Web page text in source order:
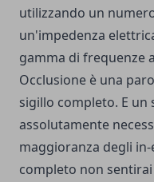
utilizzando un
un'impedenza
gamma di frequenze
Occlusione è una
sigillo completo. E
assolutamente
maggioranza degli
completo non